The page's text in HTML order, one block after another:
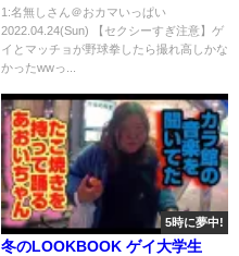
かなかったww
1:名無しさん＠おカマいっぱい
2022.04.24(Sun) 【セクシーすぎ注意】ゲ
イとマッチョが野球拳したら撮れ高しかな
かったwwっ...
5時に夢中!
冬のLOOKBOOK ゲイ大学生